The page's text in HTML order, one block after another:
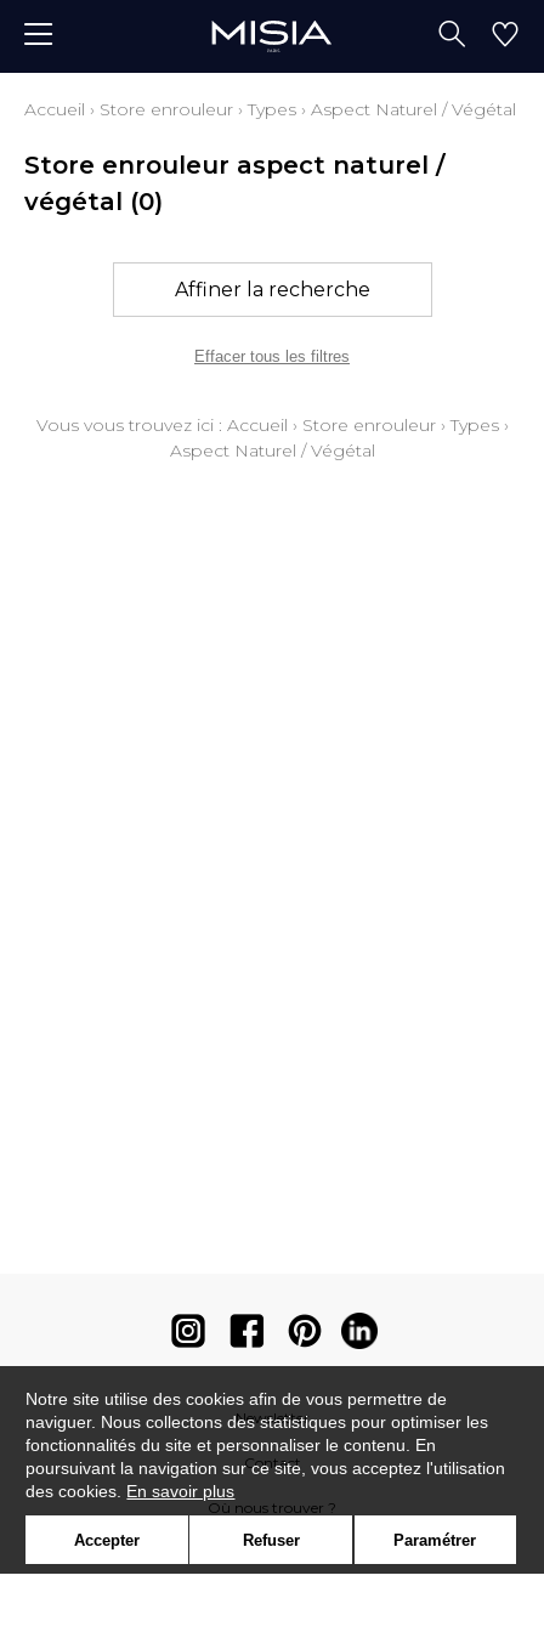
Accueil › Store enrouleur ›Types › Aspect Naturel / Végétal
Store enrouleur aspect naturel /
végétal (0)
Affiner la recherche
Effacer tous les filtres
Vous vous trouvez ici : Accueil › Store enrouleur›Types›
Aspect Naturel / Végétal
Newsletter
Contact
Où nous trouver ?
Notre site utilise des cookies afin de vous permettre de
naviguer. Nous collectons des statistiques pour optimiser les
fonctionnalités du site et personnaliser le contenu. En
poursuivant la navigation sur ce site, vous acceptez l'utilisation
des cookies. En savoir plus
Accepter Refuser Paramétrer